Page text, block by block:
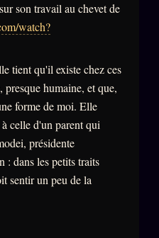
son travail au chevet de
watch?
tient qu'il existe chez ces
humaine, et que,
forme de moi. Elle
celle d'un parent qui
présidente
: dans les petits traits
sentir un peu de la